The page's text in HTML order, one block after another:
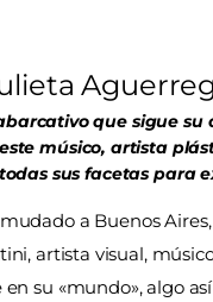
que sigue su
músico, artista
sus facetas para
a Buenos
artista visual,
en su «mundo», algo